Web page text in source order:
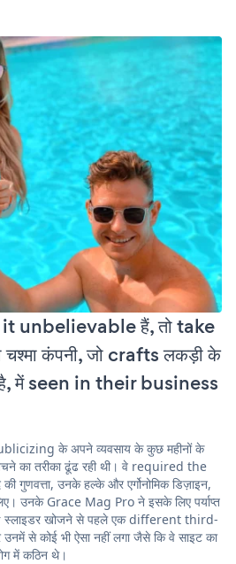
it unbelievable हैं, तो take
कंपनी, जो crafts लकड़ी के
है, में seen in their business
के अपने व्यवसाय के कुछ महीनों के
का तरीका ढूंढ रही थी। वे required the
गुणवत्ता, उनके हल्के और एर्गोनोमिक डिज़ाइन,
उनके Grace Mag Pro ने इसके लिए पर्याप्त
स्लाइडर खोजने से पहले एक different third-
से कोई भी ऐसा नहीं लगा जैसे कि वे साइट का
में कठिन थे।